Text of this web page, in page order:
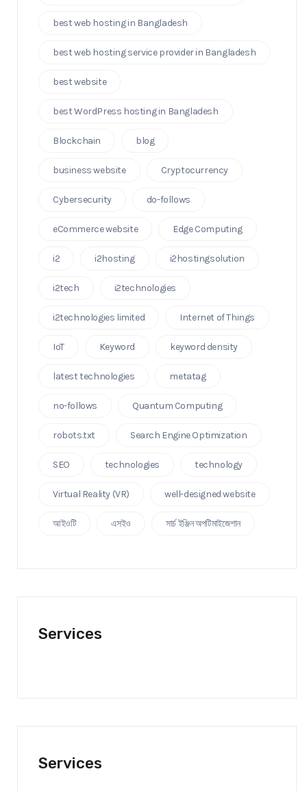
best web hosting in Bangladesh
best web hosting service provider in Bangladesh
best website
best WordPress hosting in Bangladesh
Blockchain blog
business website Cryptocurrency
Cybersecurity do-follows
eCommerce website Edge Computing
i2 i2hosting i2hostingsolution
i2tech i2technologies
i2technologies limited Internet of Things
IoT Keyword keyword density
latest technologies metatag
no-follows Quantum Computing
robots.txt Search Engine Optimization
SEO technologies technology
Virtual Reality (VR) well-designed website
আইওটি এসইও সার্চ ইঞ্জিন অপটিমাইজেশান
Services
Services